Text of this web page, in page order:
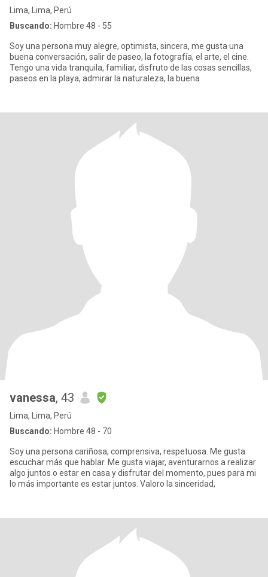
Lima, Lima, Perú
Buscando: Hombre 48 - 55
Soy una persona muy alegre, optimista, sincera, me gusta una
buena conversación, salir de paseo, la fotografía, el arte, el cine.
Tengo una vida tranquila, familiar, disfruto de las cosas sencillas,
paseos en la playa, admirar la naturaleza, la buena
vanessa, 43
Lima, Lima, Perú
Buscando: Hombre 48 - 70
Soy una persona cariñosa, comprensiva, respetuosa. Me gusta
escuchar más que hablar. Me gusta viajar, aventurarnos a realizar
algo juntos o estar en casa y disfrutar del momento, pues para mi
lo más importante es estar juntos. Valoro la sinceridad,